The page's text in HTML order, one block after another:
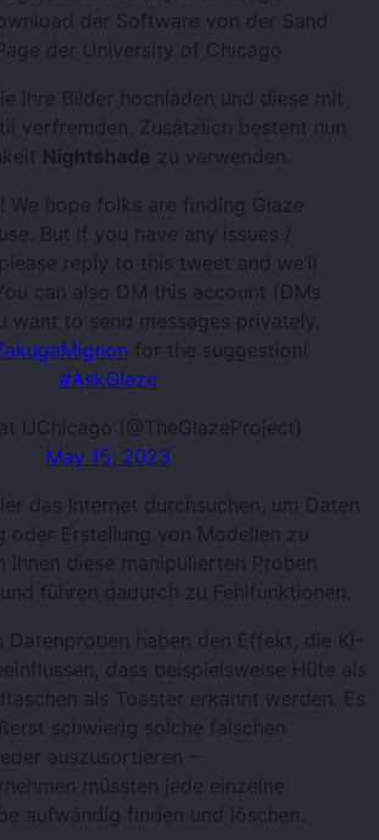
der Software von der Sand
der University of Chicago
ihre Bilder hochladen und diese mit
verfremden. Zusätzlich besteht nun
Nightshade zu verwenden.
We hope folks are finding Glaze
But if you have any issues /
reply to this tweet and we’ll
can also DM this account (DMs
want to send messages privately.
for the suggestion!
#AskGlaze
UChicago (@TheGlazeProject)
May 15, 2023
das Internet durchsuchen, um Daten
oder Erstellung von Modellen zu
ihnen diese manipulierten Proben
führen dadurch zu Fehlfunktionen.
Datenproben haben den Effekt, die KI-
dass beispielsweise Hüte als
als Toaster erkannt werden. Es
schwierig solche falschen
auszusortieren –
müssten jede einzelne
aufwändig finden und löschen.